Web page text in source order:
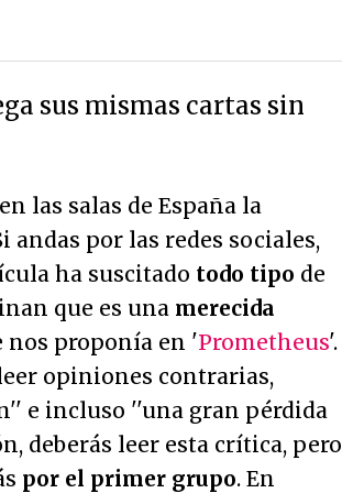
sus mismas cartas sin
las salas de España la
andas por las redes sociales,
ha suscitado todo tipo de
que es una merecida
nos proponía en 'Prometheus'.
opiniones contrarias,
'' e incluso ''una gran pérdida
deberás leer esta crítica, pero
por el primer grupo. En